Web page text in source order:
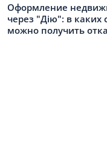
Оформление
через "Дію": в каких
можно получить